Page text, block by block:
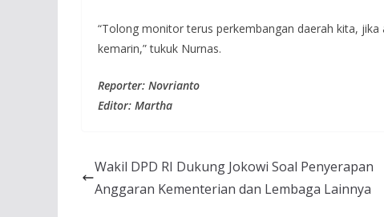
“Tolong monitor terus perkembangan daerah kita,
kemarin,” tukuk Nurnas.
Reporter: Novrianto
Editor: Martha
Wakil DPD RI Dukung Jokowi Soal Penyerapan
Anggaran Kementerian dan Lembaga Lainnya